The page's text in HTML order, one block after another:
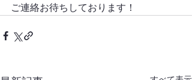
ご連絡お待ちしております！